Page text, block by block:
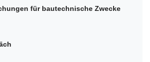
für bautechnische Zwecke